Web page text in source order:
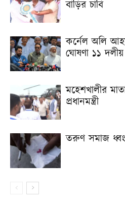
বাড়ির চাবি
কর্নেল অলি
ঘোষণা ১১
মহেশখালীর
প্রধানমন্ত্রী
তরুণ সমাজ